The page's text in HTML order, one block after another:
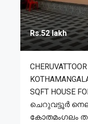
Rs.52 lakh
SQFT HOUSE
ചെറുവട്ടൂർ
കോതമംഗലം